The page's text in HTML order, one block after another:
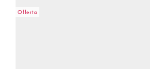
Offerta